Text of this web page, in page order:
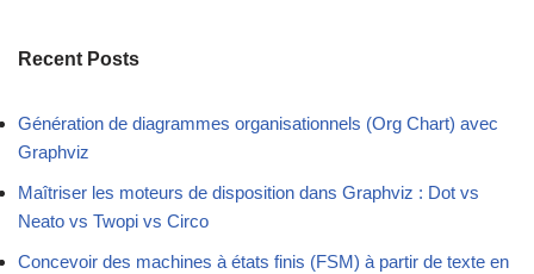
Recent Posts
Génération de diagrammes organisationnels (Org Chart) avec
Graphviz
Maîtriser les moteurs de disposition dans Graphviz : Dot vs
Neato vs Twopi vs Circo
Concevoir des machines à états finis (FSM) à partir de texte en